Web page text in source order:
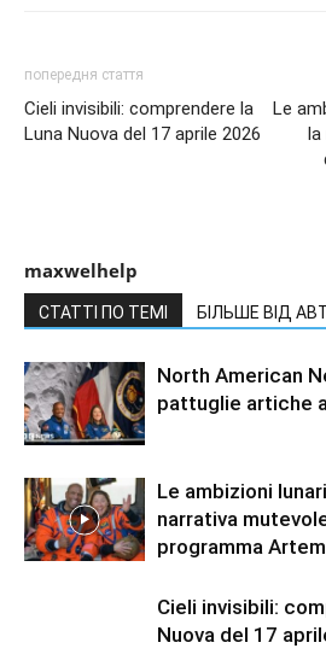
попередня стаття
Cieli invisibili: comprendere la
Luna Nuova del 17 aprile 2026
Le
la
maxwelhelp
СТАТТІ ПО ТЕМІ БІЛЬШЕ ВІД
North American
pattuglie artiche
Le ambizioni
narrativa
programma
Cieli invisibili:
Nuova del 17